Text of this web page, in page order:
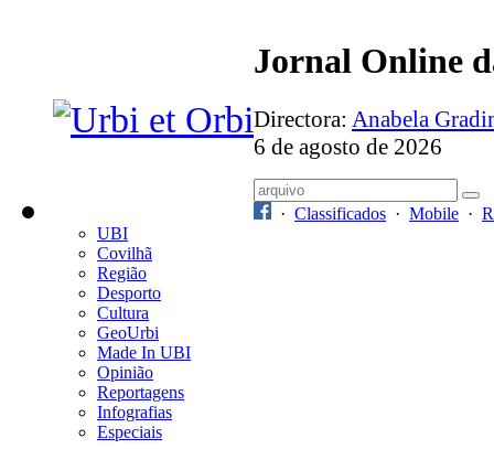
Jornal Online
Directora: Anabela
6 de agosto de 2026
· Classificados · Mobile ·
UBI
Covilhã
Região
Desporto
Cultura
GeoUrbi
Made In UBI
Opinião
Reportagens
Infografias
Especiais